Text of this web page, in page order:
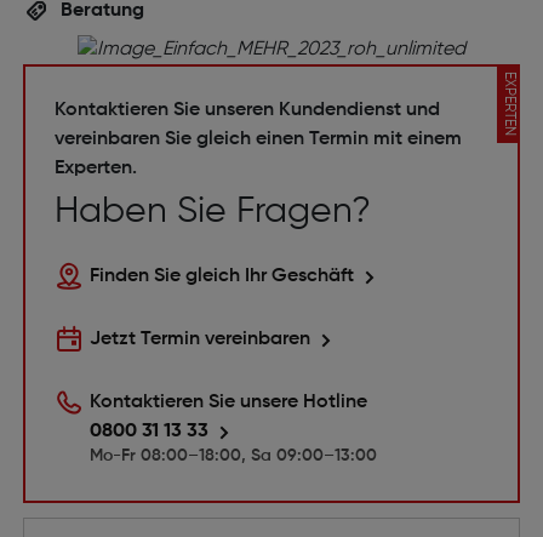
Beratung
EXPERTEN
Kontaktieren Sie unseren Kundendienst und
vereinbaren Sie gleich einen Termin mit einem
Experten.
Haben Sie Fragen?
Finden Sie gleich Ihr Geschäft
Jetzt Termin vereinbaren
Kontaktieren Sie unsere Hotline
0800 31 13 33
Mo-Fr 08:00–18:00, Sa 09:00–13:00